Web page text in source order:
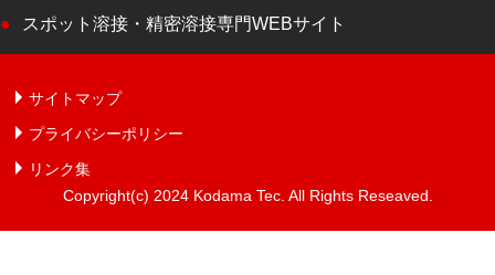
スポット溶接・精密溶接専門WEBサイト
サイトマップ
プライバシーポリシー
リンク集
Copyright(c) 2024 Kodama Tec. All Rights Reseaved.